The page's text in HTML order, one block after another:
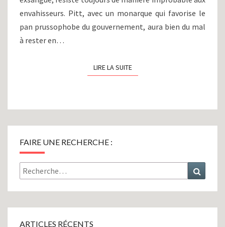
envahisseurs. Pitt, avec un monarque qui favorise le
pan prussophobe du gouvernement, aura bien du mal
à rester en…
LIRE LA SUITELIRE LA SUITE
FAIRE UNE RECHERCHE :
Rechercher :
ARTICLES RÉCENTS